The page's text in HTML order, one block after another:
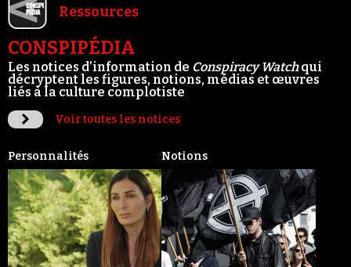
Ressources
CONSPIPÉDIA
Les notices d’information de Conspiracy Watchqui
décryptent les figures, notions, médias et œuvres
liés à la culture complotiste
Voir toutes les notices
Personnalités Notions